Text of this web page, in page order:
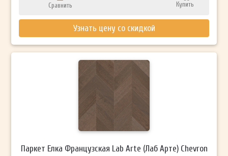
Сравнить Купить
Узнать цену со скидкой
Паркет Елка Французская Lab Arte (Лаб Арте) Chevron